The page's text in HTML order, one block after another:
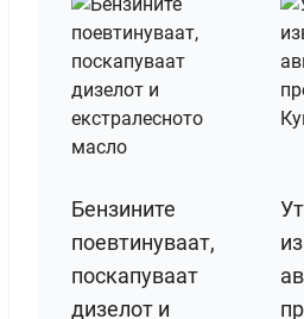
Бензините
поевтинуваат,
поскапуваат
дизелот и